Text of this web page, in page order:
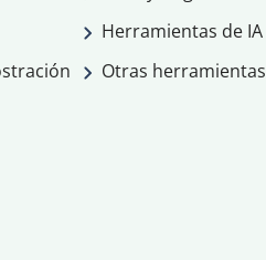
Herramientas de IA
Otras herramientas